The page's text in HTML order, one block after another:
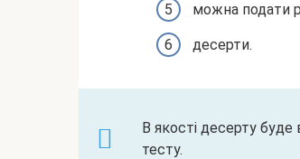
можна подати
десерти.
В якості десерту
тесту.